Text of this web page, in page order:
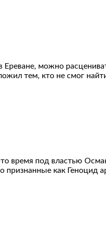
можно
тем, кто не смог
время под властью
как Геноцид